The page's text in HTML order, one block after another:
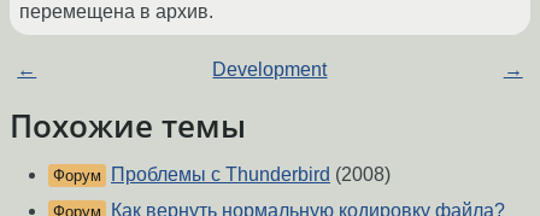
перемещена в архив.
← Development →
Похожие темы
Форум Проблемы с Thunderbird (2008)
Форум
Как вернуть нормальную кодировку файла?